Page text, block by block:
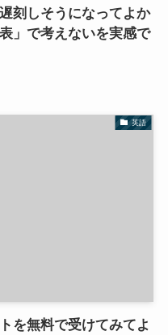
刻しそうになってよか
」で考えないを実感で
英語
を無料で受けてみてよ